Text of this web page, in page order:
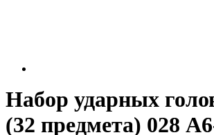
Набор ударных
(32 предмета) 028